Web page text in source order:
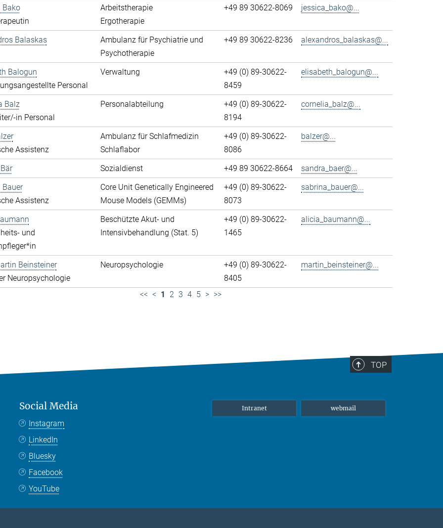
Bako
Arbeitstherapie
Ergotherapie
+49 89 30622-8069 jessica_bako@...
Balaskas
Ambulanz für Psychiatrie und
Psychotherapie
+49 89 30622-8236 alexandros_balaskas@...
Balogun
Personal
Verwaltung
+49 (0) 89-30622-
8459
elisabeth_balogun@...
Balz
in Personal
Personalabteilung
+49 (0) 89-30622-
8194
cornelia_balz@...
Assistenz
Ambulanz für Schlafmedizin
Schlaflabor
+49 (0) 89-30622-
8086
balzer@...
Sozialdienst +49 89 30622-8664
sandra_baer@...
Bauer
Assistenz
Core Unit Genetically Engineered
Mouse Models (GEMMs)
+49 (0) 89-30622-
8073
sabrina_bauer@...
und
Beschützte Akut- und
Intensivbehandlung (Stat. 5)
+49 (0) 89-30622-
1465
alicia_baumann@...
Beinsteiner
Neuropsychologie
Neuropsychologie
+49 (0) 89-30622-
8405
martin_beinsteiner@...
<< < 1 2 3 4 5 > >>
TOP
Social Media
Instagram
LinkedIn
Bluesky
Facebook
YouTube
Intranet webmail